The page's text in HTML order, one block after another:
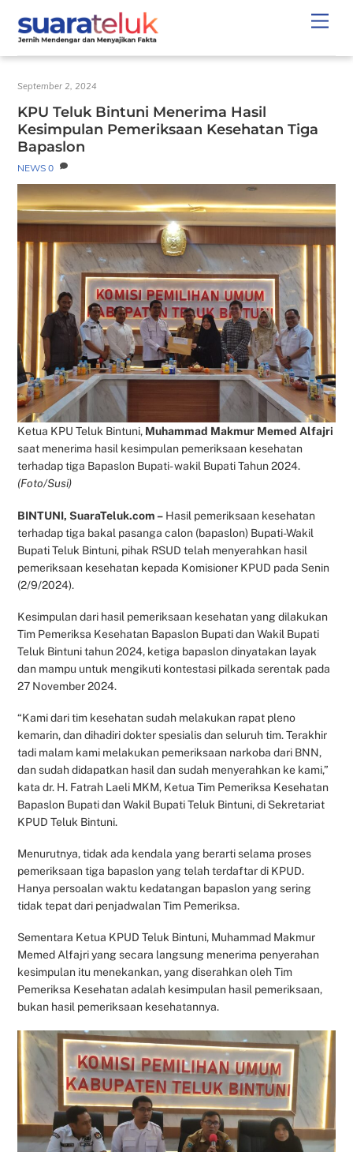
content
September 2, 2024
KPU Teluk Bintuni Menerima Hasil
Kesimpulan Pemeriksaan Kesehatan Tiga
Bapaslon
NEWS 0
Ketua KPU Teluk Bintuni, Muhammad Makmur Memed Alfajri
saat menerima hasil kesimpulan pemeriksaan kesehatan
terhadap tiga Bapaslon Bupati- wakil Bupati Tahun 2024.
(Foto/Susi)
BINTUNI, SuaraTeluk.com – Hasil pemeriksaan kesehatan
terhadap tiga bakal pasanga calon (bapaslon) Bupati-Wakil
Bupati Teluk Bintuni, pihak RSUD telah menyerahkan hasil
pemeriksaan kesehatan kepada Komisioner KPUD pada Senin
(2/9/2024).
Kesimpulan dari hasil pemeriksaan kesehatan yang dilakukan
Tim Pemeriksa Kesehatan Bapaslon Bupati dan Wakil Bupati
Teluk Bintuni tahun 2024, ketiga bapaslon dinyatakan layak
dan mampu untuk mengikuti kontestasi pilkada serentak pada
27 November 2024.
“Kami dari tim kesehatan sudah melakukan rapat pleno
kemarin, dan dihadiri dokter spesialis dan seluruh tim. Terakhir
tadi malam kami melakukan pemeriksaan narkoba dari BNN,
dan sudah didapatkan hasil dan sudah menyerahkan ke kami,”
kata dr. H. Fatrah Laeli MKM, Ketua Tim Pemeriksa Kesehatan
Bapaslon Bupati dan Wakil Bupati Teluk Bintuni, di Sekretariat
KPUD Teluk Bintuni.
Menurutnya, tidak ada kendala yang berarti selama proses
pemeriksaan tiga bapaslon yang telah terdaftar di KPUD.
Hanya persoalan waktu kedatangan bapaslon yang sering
tidak tepat dari penjadwalan Tim Pemeriksa.
Sementara Ketua KPUD Teluk Bintuni, Muhammad Makmur
Memed Alfajri yang secara langsung menerima penyerahan
kesimpulan itu menekankan, yang diserahkan oleh Tim
Pemeriksa Kesehatan adalah kesimpulan hasil pemeriksaan,
bukan hasil pemeriksaan kesehatannya.